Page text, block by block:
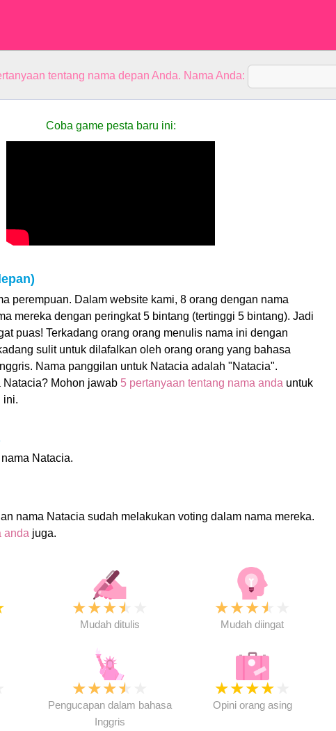
tentang nama depan Anda. Nama Anda:
Coba game pesta baru ini:
perempuan. Dalam website kami, 8 orang dengan nama
mereka dengan peringkat 5 bintang (tertinggi 5 bintang). Jadi
puas! Terkadang orang orang menulis nama ini dengan
sulit untuk dilafalkan oleh orang orang yang bahasa
Nama panggilan untuk Natacia adalah "Natacia".
Mohon jawab 5 pertanyaan tentang nama anda untuk
ini.
Natacia.
nama Natacia sudah melakukan voting dalam nama mereka.
anda juga.
★★★★
Mudah ditulis
★★★★
Mudah diingat
★★★★
Pengucapan dalam bahasa
Inggris
★★★★
Opini orang asing